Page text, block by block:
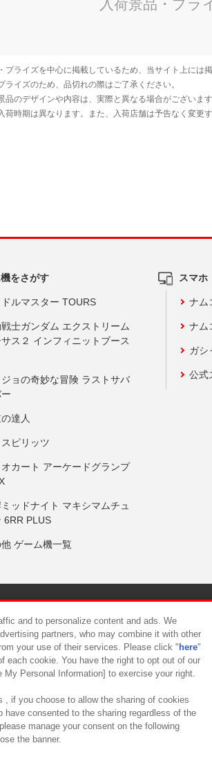
をさがす
ルマスター TOURS
士ガンダム エクストリーム
ス２ インフィニットブース
ョの奇妙な冒険 ラストサバ
達人
ピリッツ
カート アーケードグランプ
ッドナイト マキシマムチュ
6RR PLUS
ゲーム機一覧
スマホ
ナム
ナム
ガシ
公式
について カスタマーハラスメント対応方針
and to personalize content and ads. We
partners, who may combine it with other
your use of their services. Please click " here"
each cookie. You have the right to opt out of our
Personal Information] to exercise your right.
, if you choose to allow the sharing of cookies
have consented to the sharing regardless of the
manage your consent on the following
the banner.